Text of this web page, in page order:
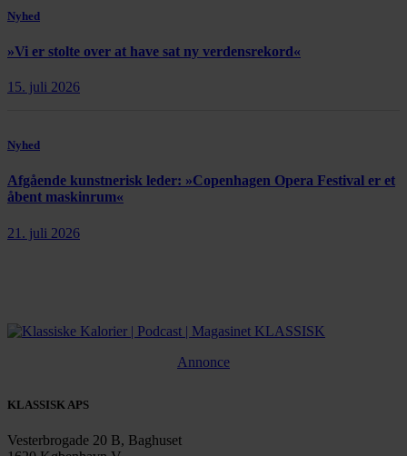
Nyhed
»Vi er stolte over at have sat ny verdensrekord«
15. juli 2026
Nyhed
Afgående kunstnerisk leder: »Copenhagen Opera Festival er et
åbent maskinrum«
21. juli 2026
Annonce
KLASSISK APS
Vesterbrogade 20 B, Baghuset